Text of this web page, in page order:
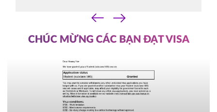
ĐĂNG KÝ
FILM SCHOOL
ĐĂNG KÝ
‹
›
CHÚC MỪNG CÁC BẠN ĐẠT VISA